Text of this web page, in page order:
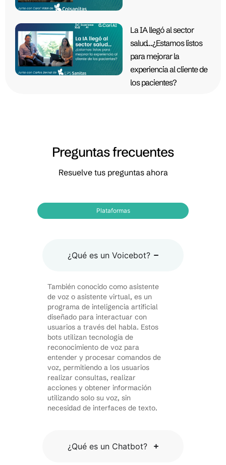
La IA llegó al sector
salud…¿Estamos listos
para mejorar la
experiencia al cliente de
los pacientes?
Preguntas frecuentes
Resuelve tus preguntas ahora
Plataformas
¿Qué es un Voicebot?
También conocido como asistente
de voz o asistente virtual, es un
programa de inteligencia artificial
diseñado para interactuar con
usuarios a través del habla. Estos
bots utilizan tecnología de
reconocimiento de voz para
entender y procesar comandos de
voz, permitiendo a los usuarios
realizar consultas, realizar
acciones y obtener información
utilizando solo su voz, sin
necesidad de interfaces de texto.
¿Qué es un Chatbot?